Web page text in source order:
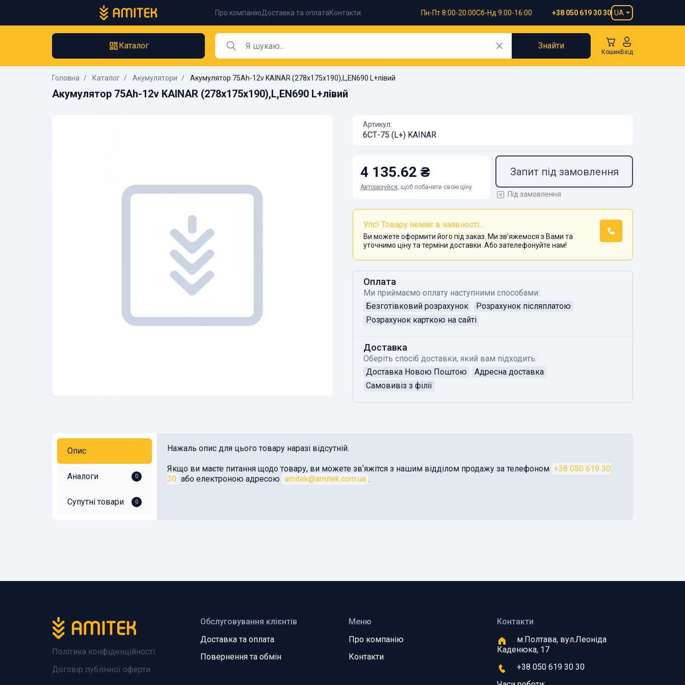
Про компаніюДоставка та оплатаКонтакти Пн-Пт 8:00-20:00Сб-Нд 9:00-16:00 +38 050 619 30 30 UA
Каталог Знайти
КошикВхід
Головна Каталог Акумулятори Акумулятор 75Ah-12v KAINAR (278x175x190),L,EN690 L+лівий
Акумулятор 75Ah-12v KAINAR (278x175x190),L,EN690 L+лівий
Артикул:
6СТ-75 (L+) KAINAR
4 135.62 ₴
Авторизуйся, щоб побачити свою ціну
Запит під замовлення
Під замовлення
Упс! Товару немає в наявності...
Ви можете оформити його під заказ. Ми звʼяжемося з Вами та
уточнимо ціну та терміни доставки. Або зателефонуйте нам!
Оплата
Ми приймаємо оплату наступними способами:
Безготівковий розрахунок
Розрахунок післяплатою
Розрахунок карткою на сайті
Доставка
Оберіть спосіб доставки, який вам підходить:
Доставка Новою Поштою
Адресна доставка
Самовивіз з філії
Опис
Аналоги 0
Супутні товари 0
Нажаль опис для цього товару наразі відсутній.
Якщо ви маєте питання щодо товару, ви можете звʼяжітся з нашим відділом продажу за телефоном +38 050 619 30
30 або електроною адресою amitek@amitek.com.ua .
Політика конфіденційності
Договір публічної оферти
Обслуговування клієнтів
Доставка та оплата
Повернення та обмін
Меню
Про компанію
Контакти
Контакти
м.Полтава, вул.Леоніда
Каденюка, 17
+38 050 619 30 30